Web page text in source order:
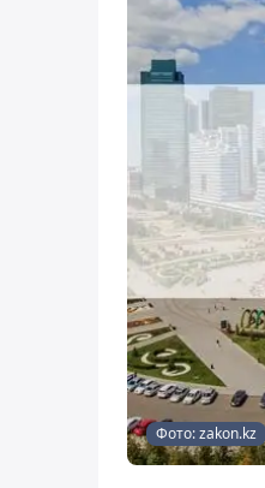
Фото: zakon.kz